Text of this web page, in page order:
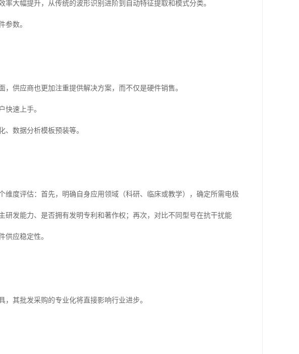
大幅提升，从传统的波形识别进阶到自动特征提取和模式分类。
参数。
供应商也更加注重提供解决方案，而不仅是硬件销售。
快速上手。
数据分析模板预装等。
度评估：首先，明确自身应用领域（科研、临床或教学），确定所需电极
发能力、是否拥有发明专利和著作权；再次，对比不同型号在抗干扰能
供应稳定性。
其批发采购的专业化将直接影响行业进步。